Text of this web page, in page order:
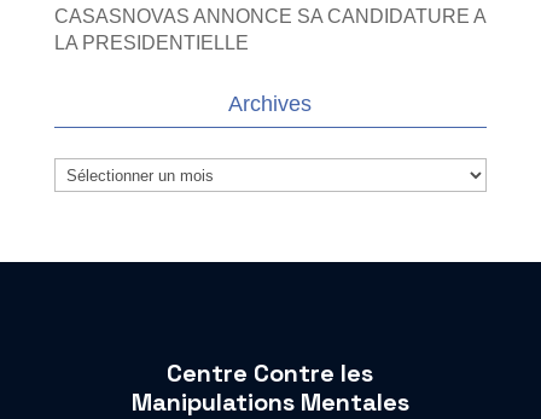
CASASNOVAS ANNONCE SA CANDIDATURE A
LA PRESIDENTIELLE
Archives
Archives
Centre Contre les
Manipulations Mentales